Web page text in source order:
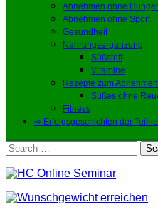
Abnehmen ohne Hunger
Abnehmen ohne Sport
Gesundheit
Nahrungsergänzung
Süßstoff
Vitamine
Rezepte zum Abnehmen
Süßes ohne
Fitness
⇨ Erfolgsgeschichten der
Search
for: